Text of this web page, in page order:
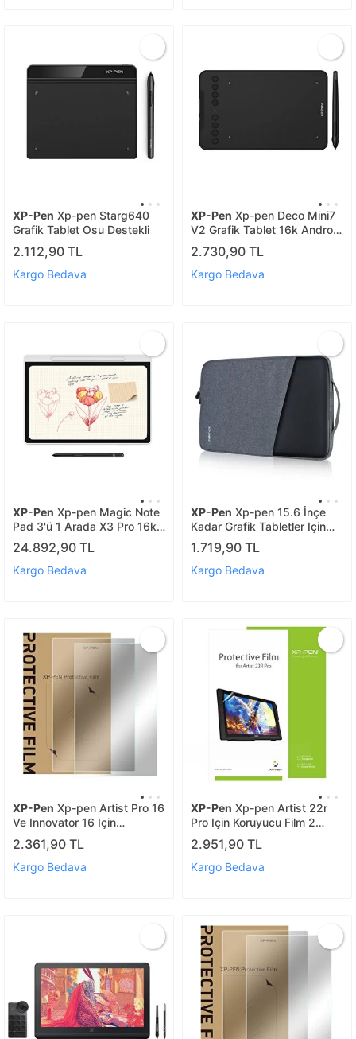
XP-Pen Xp-pen Starg640
Grafik Tablet Osu Destekli
2.112,90 TL
Kargo Bedava
XP-Pen Xp-pen Deco Mini7
V2 Grafik Tablet 16k Android
Windows
2.730,90 TL
Kargo Bedava
XP-Pen Xp-pen Magic Note
Pad 3'ü 1 Arada X3 Pro 16k
X-paper Gerçek Kağıt
Deneyimi
24.892,90 TL
Kargo Bedava
XP-Pen Xp-pen 15.6 İnçe
Kadar Grafik Tabletler Için
Koruyucu Kılıf
1.719,90 TL
Kargo Bedava
XP-Pen Xp-pen Artist Pro 16
Ve Innovator 16 Için
Koruyucu Film 2 Adet
2.361,90 TL
Kargo Bedava
XP-Pen Xp-pen Artist 22r
Pro Için Koruyucu Film 2
Adet
2.951,90 TL
Kargo Bedava